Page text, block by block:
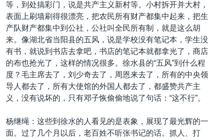
等，到处搞彩门，说是共产主义新村等。小村拆开并大村，
表面上刷墙刷得很漂亮，把农民所有财产都集中起来，把生
产队财产都集中到公社，公社叫全民所有制，就是这么胡
来。像湖北省当阳县的五风，说是学校没有笔记本，学生没
有书，就说到书店去拿吧，书店的笔记本就都拿光了，商店
的布也抢光了，这样的情况很多。徐水县的“五风”到什么程
度？毛主席去了，刘少奇去了，周恩来去了，所有的中央领
导人都去了，所有大使馆的外国人都去了，都盛赞共产主
义，没有说坏的，只有邓子恢偷偷地说了句话：“这不行”。
杨继绳：这些到徐水的人看见的是表象，展现了最光辉的一
面。过了几个月以后，老百姓不听张书记的话。抓人、打